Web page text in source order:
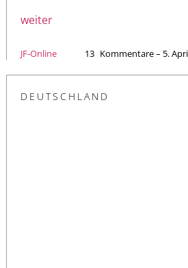
weiter
JF-Online 13 Kommentare – 5.
DEUTSCHLAND